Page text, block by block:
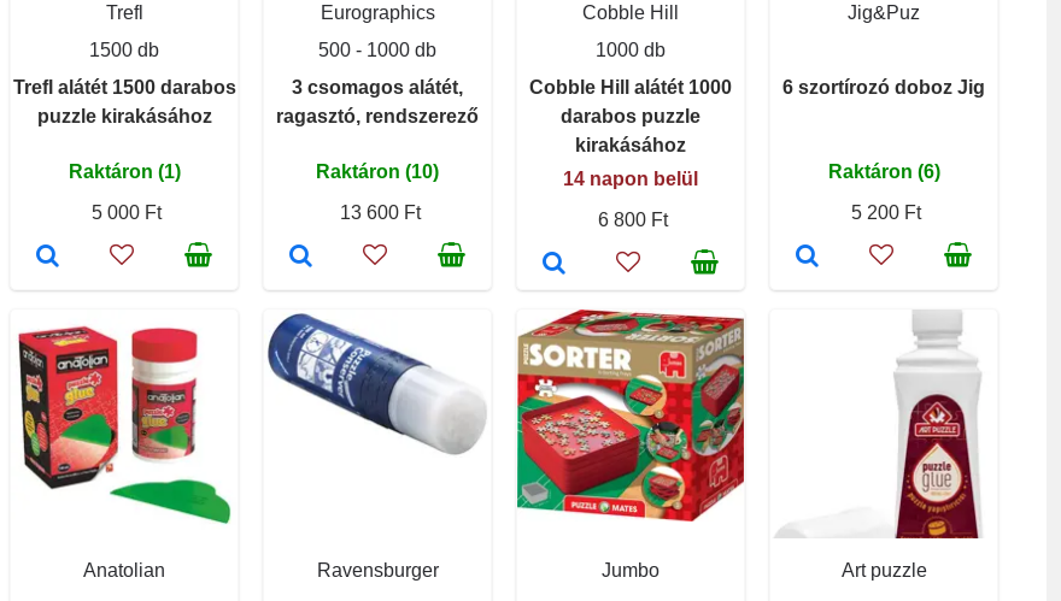
Trefl
1500 db
Trefl alátét 1500 darabos
puzzle kirakásához
Raktáron (1)
5 000 Ft
Eurographics
500 - 1000 db
3 csomagos alátét,
ragasztó, rendszerező
Raktáron (10)
13 600 Ft
Cobble Hill
1000 db
Cobble Hill alátét 1000
darabos puzzle
kirakásához
14 napon belül
6 800 Ft
Jig&Puz
6 szortírozó doboz Jig
Raktáron (6)
5 200 Ft
Anatolian Ravensburger Jumbo Art puzzle